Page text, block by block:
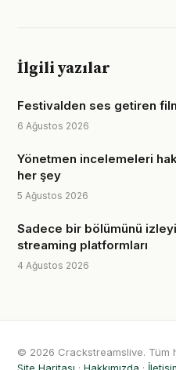
İlgili yazılar
Festivalden ses getiren
6 Ağustos 2026
Yönetmen incelemeleri
her şey
5 Ağustos 2026
Sadece bir bölümünü
streaming platformları
4 Ağustos 2026
© 2026 Crackstreamslive. Tüm